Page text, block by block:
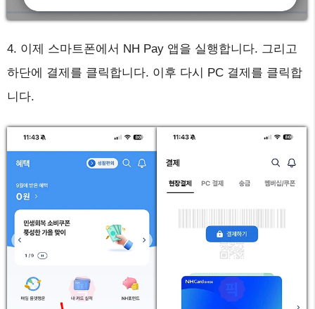
4. 이제 스마트폰에서 NH Pay 앱을 실행합니다. 그리고
하단에 결제를 클릭합니다. 이후 다시 PC 결제를 클릭합
니다.